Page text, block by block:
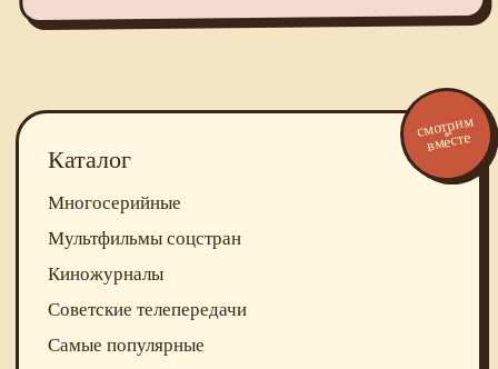
Каталог
Многосерийные
Мультфильмы соцстран
Киножурналы
Советские телепередачи
Самые популярные
смотрим
вместе